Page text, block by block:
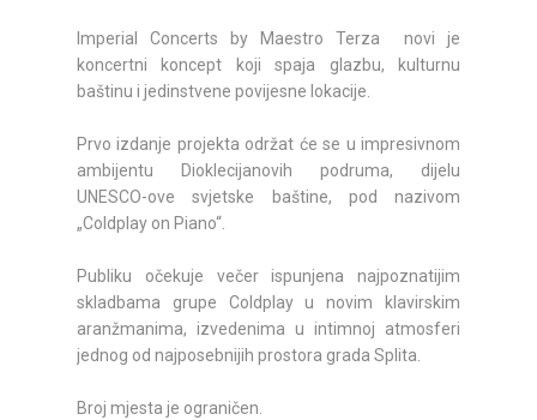
Imperial Concerts by Maestro Terza novi je
koncertni koncept koji spaja glazbu, kulturnu
baštinu i jedinstvene povijesne lokacije.
Prvo izdanje projekta održat će se u impresivnom
ambijentu Dioklecijanovih podruma, dijelu
UNESCO-ove svjetske baštine, pod nazivom
„Coldplay on Piano“.
Publiku očekuje večer ispunjena najpoznatijim
skladbama grupe Coldplay u novim klavirskim
aranžmanima, izvedenima u intimnoj atmosferi
jednog od najposebnijih prostora grada Splita.
Broj mjesta je ograničen.